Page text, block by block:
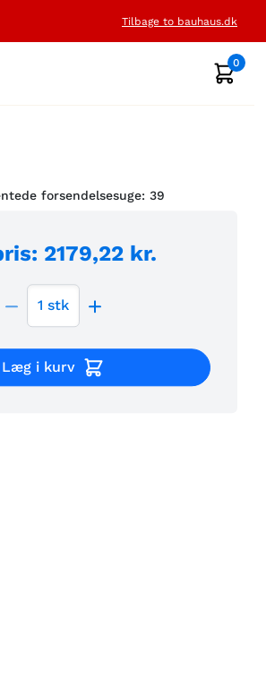
Tilbage to bauhaus.dk
0
forsendelsesuge: 39
: 2179,22 kr.
1 stk
Læg i kurv